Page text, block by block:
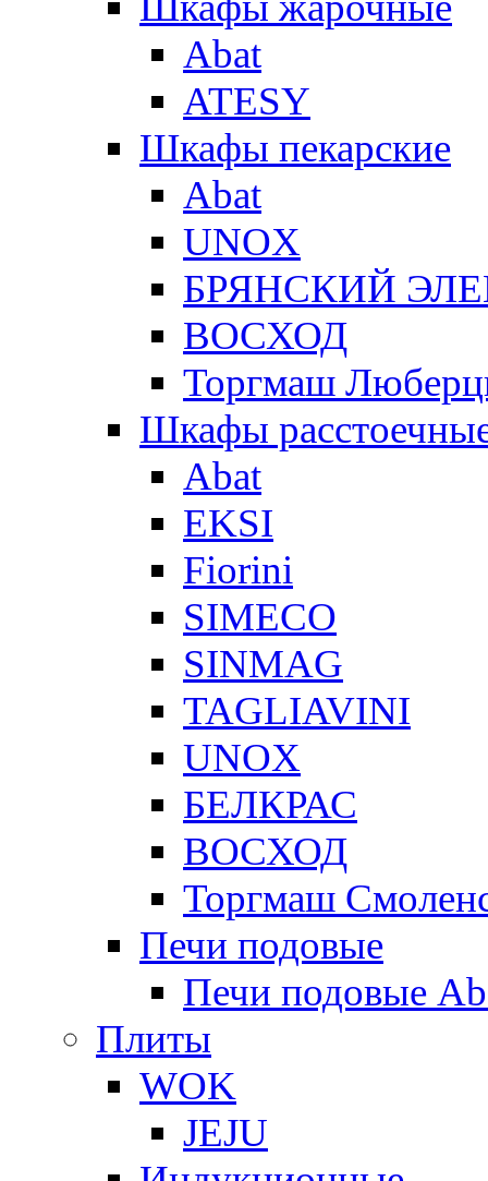
Abat
ATESY
Шкафы пекарские
Abat
UNOX
БРЯНСКИЙ
ВОСХОД
Торгмаш
Шкафы
Abat
EKSI
Fiorini
SIMECO
SINMAG
TAGLIAVINI
UNOX
БЕЛКРАС
ВОСХОД
Торгмаш
Печи подовые
Печи подовые
Плиты
WOK
JEJU